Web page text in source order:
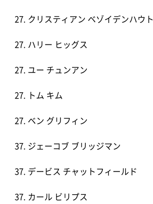
27. クリスティアン ベゾイデンハウト
27. ハリー ヒッグス
27. ユー チュンアン
27. トム キム
27. ベン グリフィン
37. ジェーコブ ブリッジマン
37. デービス チャットフィールド
37. カール ビリプス